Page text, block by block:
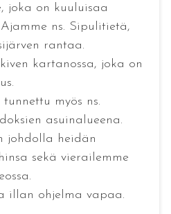
joka on kuuluisaa
ns. Sipulitietä,
rantaa.
kartanossa, joka on
myös ns.
asuinalueena.
johdolla heidän
sekä vierailemme
illan ohjelma vapaa.